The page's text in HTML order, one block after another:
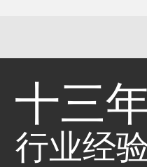
十三
行业经
多
考，